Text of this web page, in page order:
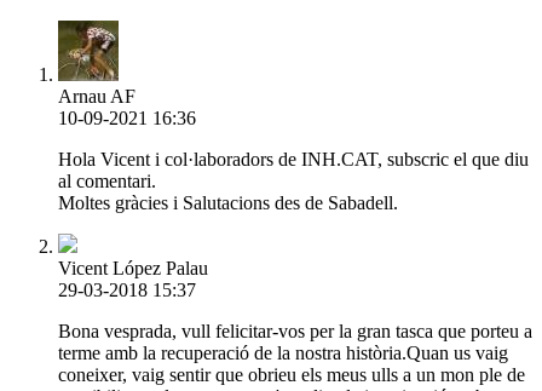
Arnau AF
10-09-2021 16:36
Hola Vicent i col·laboradors de INH.CAT, subscric el que diu
al comentari.
Moltes gràcies i Salutacions des de Sabadell.
Vicent López Palau
29-03-2018 15:37
Bona vesprada, vull felicitar-vos per la gran tasca que porteu a
terme amb la recuperació de la nostra història.Quan us vaig
coneixer, vaig sentir que obrieu els meus ulls a un mon ple de